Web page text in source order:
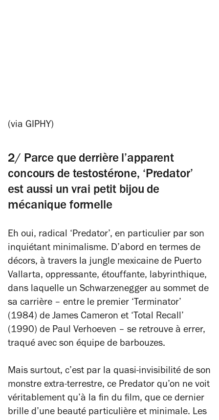
(via GIPHY)
2/ Parce que derrière l’apparent
concours de testostérone, ‘Predator’
est aussi un vrai petit bijou de
mécanique formelle
Eh oui, radical ‘Predator’, en particulier par son
inquiétant minimalisme. D’abord en termes de
décors, à travers la jungle mexicaine de Puerto
Vallarta, oppressante, étouffante, labyrinthique,
dans laquelle un Schwarzenegger au sommet de
sa carrière – entre le premier ‘Terminator’
(1984) de James Cameron et ‘Total Recall’
(1990) de Paul Verhoeven – se retrouve à errer,
traqué avec son équipe de barbouzes.
Mais surtout, c’est par la quasi-invisibilité de son
monstre extra-terrestre, ce Predator qu’on ne voit
véritablement qu’à la fin du film, que ce dernier
brille d’une beauté particulière et minimale. Les